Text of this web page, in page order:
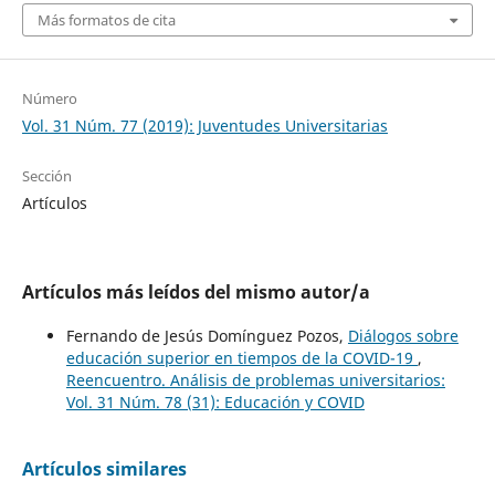
Más formatos de cita
Número
Vol. 31 Núm. 77 (2019): Juventudes Universitarias
Sección
Artículos
Artículos más leídos del mismo autor/a
Fernando de Jesús Domínguez Pozos, Diálogos sobre
educación superior en tiempos de la COVID-19 ,
Reencuentro. Análisis de problemas universitarios:
Vol. 31 Núm. 78 (31): Educación y COVID
Artículos similares